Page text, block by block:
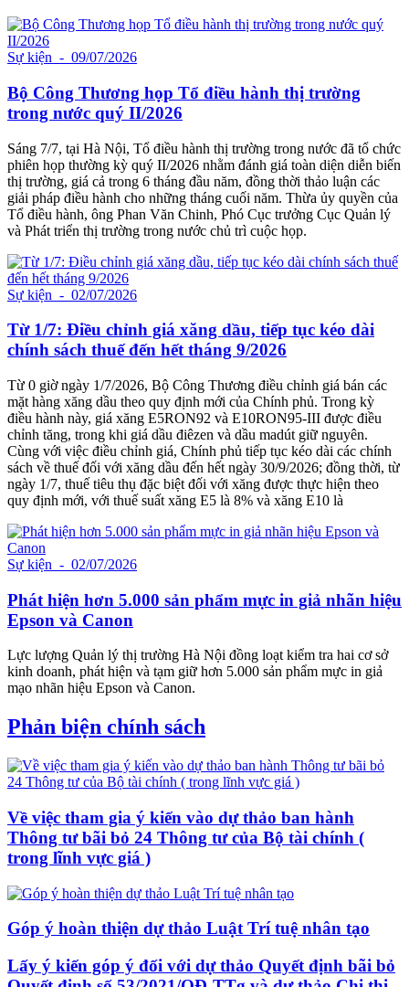
Sự kiện - 09/07/2026
Bộ Công Thương họp Tổ điều hành thị trường
trong nước quý II/2026
Sáng 7/7, tại Hà Nội, Tổ điều hành thị trường trong nước đã tổ chức
phiên họp thường kỳ quý II/2026 nhằm đánh giá toàn diện diễn biến
thị trường, giá cả trong 6 tháng đầu năm, đồng thời thảo luận các
giải pháp điều hành cho những tháng cuối năm. Thừa ủy quyền của
Tổ điều hành, ông Phan Văn Chinh, Phó Cục trưởng Cục Quản lý
và Phát triển thị trường trong nước chủ trì cuộc họp.
Sự kiện - 02/07/2026
Từ 1/7: Điều chỉnh giá xăng dầu, tiếp tục kéo dài
chính sách thuế đến hết tháng 9/2026
Từ 0 giờ ngày 1/7/2026, Bộ Công Thương điều chỉnh giá bán các
mặt hàng xăng dầu theo quy định mới của Chính phủ. Trong kỳ
điều hành này, giá xăng E5RON92 và E10RON95-III được điều
chỉnh tăng, trong khi giá dầu điêzen và dầu madút giữ nguyên.
Cùng với việc điều chỉnh giá, Chính phủ tiếp tục kéo dài các chính
sách về thuế đối với xăng dầu đến hết ngày 30/9/2026; đồng thời, từ
ngày 1/7, thuế tiêu thụ đặc biệt đối với xăng được thực hiện theo
quy định mới, với thuế suất xăng E5 là 8% và xăng E10 là
Sự kiện - 02/07/2026
Phát hiện hơn 5.000 sản phẩm mực in giả nhãn hiệu
Epson và Canon
Lực lượng Quản lý thị trường Hà Nội đồng loạt kiểm tra hai cơ sở
kinh doanh, phát hiện và tạm giữ hơn 5.000 sản phẩm mực in giả
mạo nhãn hiệu Epson và Canon.
Phản biện chính sách
Về việc tham gia ý kiến vào dự thảo ban hành
Thông tư bãi bỏ 24 Thông tư của Bộ tài chính (
trong lĩnh vực giá )
Góp ý hoàn thiện dự thảo Luật Trí tuệ nhân tạo
Lấy ý kiến góp ý đối với dự thảo Quyết định bãi bỏ